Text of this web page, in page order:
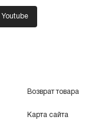
Youtube
Возврат товара
Карта сайта